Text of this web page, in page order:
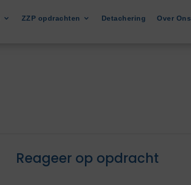
ZZP opdrachten Detachering Over Ons
Reageer op opdracht